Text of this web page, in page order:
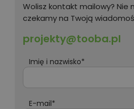
Wolisz kontakt mailowy? Nie
czekamy na Twoją
projekty@tooba.pl
Imię i nazwisko*
E-mail*